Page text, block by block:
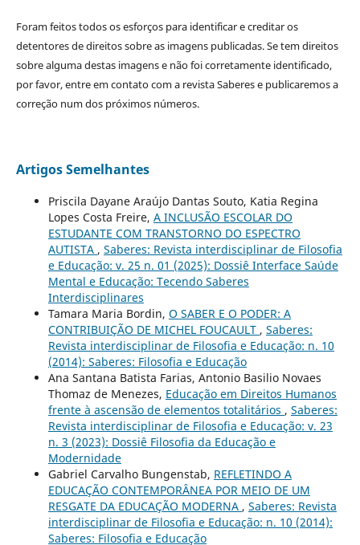
Foram feitos todos os esforços para identificar e creditar os
detentores de direitos sobre as imagens publicadas. Se tem direitos
sobre alguma destas imagens e não foi corretamente identificado,
por favor, entre em contato com a revista Saberes e publicaremos a
correção num dos próximos números.
Artigos Semelhantes
Priscila Dayane Araújo Dantas Souto, Katia Regina
Lopes Costa Freire, A INCLUSÃO ESCOLAR DO
ESTUDANTE COM TRANSTORNO DO ESPECTRO
AUTISTA , Saberes: Revista interdisciplinar de Filosofia
e Educação: v. 25 n. 01 (2025): Dossiê Interface Saúde
Mental e Educação: Tecendo Saberes
Interdisciplinares
Tamara Maria Bordin, O SABER E O PODER: A
CONTRIBUIÇÃO DE MICHEL FOUCAULT , Saberes:
Revista interdisciplinar de Filosofia e Educação: n. 10
(2014): Saberes: Filosofia e Educação
Ana Santana Batista Farias, Antonio Basilio Novaes
Thomaz de Menezes, Educação em Direitos Humanos
frente à ascensão de elementos totalitários , Saberes:
Revista interdisciplinar de Filosofia e Educação: v. 23
n. 3 (2023): Dossiê Filosofia da Educação e
Modernidade
Gabriel Carvalho Bungenstab, REFLETINDO A
EDUCAÇÃO CONTEMPORÂNEA POR MEIO DE UM
RESGATE DA EDUCAÇÃO MODERNA , Saberes: Revista
interdisciplinar de Filosofia e Educação: n. 10 (2014):
Saberes: Filosofia e Educação